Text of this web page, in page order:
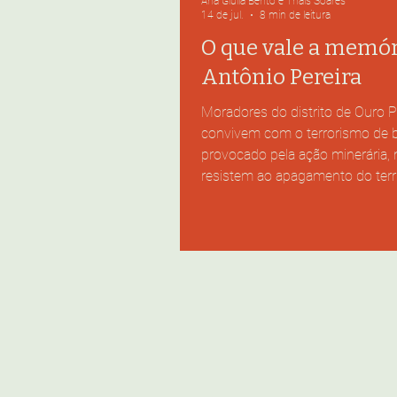
O que vale a
Antônio Pereira
Moradores do distrito de Ouro
convivem com o terrorismo de
provocado pela ação minerária, mas
resistem ao apagamento do
14 de jul.
8 min de leitura